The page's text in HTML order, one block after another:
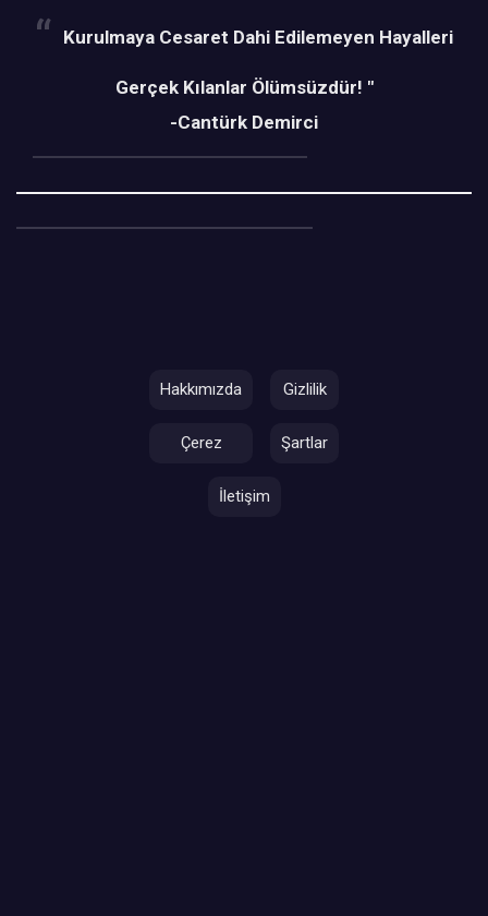
Kurulmaya Cesaret Dahi Edilemeyen Hayalleri
Gerçek Kılanlar Ölümsüzdür! "
-Cantürk Demirci
Hakkımızda Gizlilik
Çerez Şartlar
İletişim